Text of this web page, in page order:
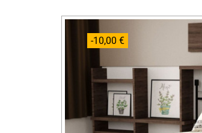
-10,00 €